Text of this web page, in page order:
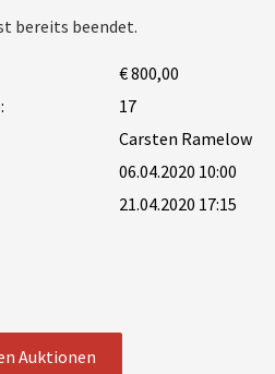
bereits beendet.
€ 800,00
17
Carsten Ramelow
06.04.2020 10:00
21.04.2020 17:15
Auktionen